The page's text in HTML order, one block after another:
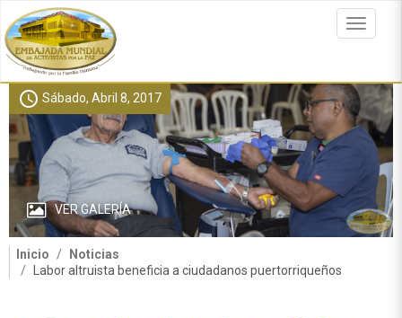
al
contenido
principal
Toggle
schedule Sábado, Abril 8, 2017
VER GALERÍA
Inicio
Noticias
Labor altruista beneficia a ciudadanos puertorriqueños